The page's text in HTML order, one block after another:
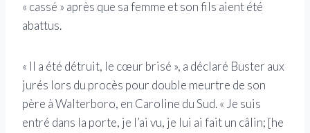
« cassé » après que sa femme et son fils aient été
abattus.
« Il a été détruit, le cœur brisé », a déclaré Buster aux
jurés lors du procès pour double meurtre de son
père à Walterboro, en Caroline du Sud. « Je suis
entré dans la porte, je l’ai vu, je lui ai fait un câlin; [he